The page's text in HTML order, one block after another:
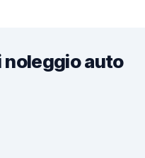
noleggio auto